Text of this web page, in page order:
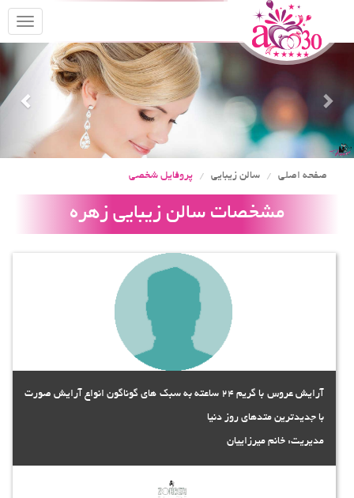
Previous
صفحه اصلی سالن زیبایی پروفایل شخصی
مشخصات سالن زیبایی زهره
آرایش عروس با گریم 24 ساعته به سبک های گوناگون انواع آرایش صورت
با جدیدترین متدهای روز دنیا
مدیریت: خانم میرزاییان